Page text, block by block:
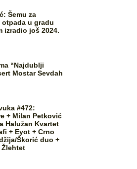
Šemu za
u gradu
izradio još 2024.
“Najdublji
Mostar Sevdah
#472:
+ Milan Petković
Halužan Kvartet
+ Eyot + Crno
Škorić duo +
Žlehtet